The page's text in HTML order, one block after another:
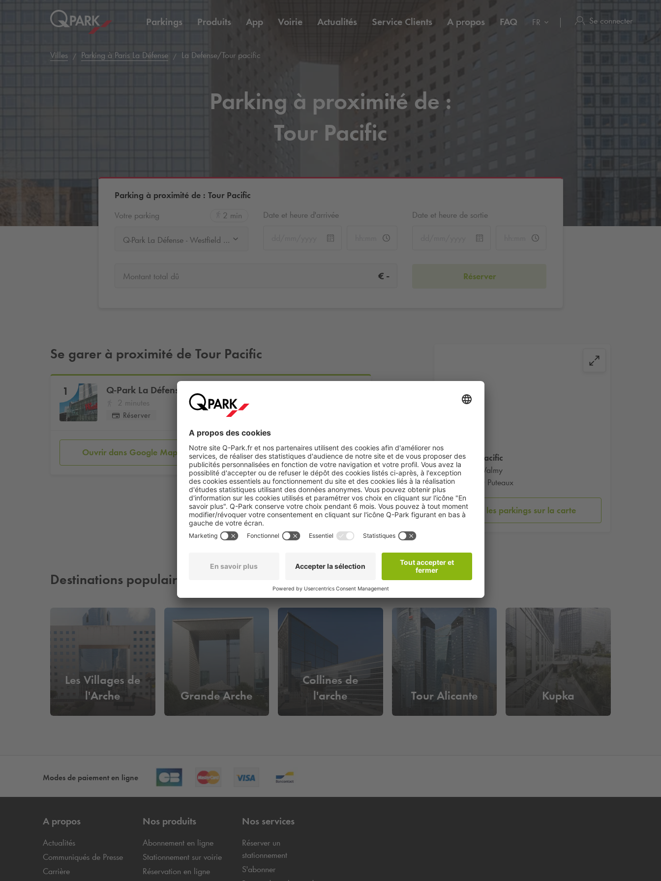
Parkings Produits App Voirie Actualités Service Clients A propos FAQ FR Se connecter
Villes Parking à Paris La Défense La Defense/Tour pacific
Parking à proximité de :
Tour Pacific
Parking à proximité de : Tour Pacific
Votre parking
2 min
Q-Park La Défense - Westfield Les 4 Temps P1/P2
Date et heure d'arrivée Date et heure de sortie
Montant total dû € - Réserver
Tour Pacific
Cours Valmy
92800 Puteaux
Voir les parkings sur la carte
Se garer à proximité de Tour Pacific
1 Q-Park La Défense - Westfield Les 4 Temps P1/P2
2 minutes
Réserver
Ouvrir dans Google Maps Réserver
Destinations populaires à proximité
Les Villages de
l'Arche
Grande Arche
Collines de
l'arche
Tour Alicante Kupka
Modes de paiement en ligne
A propos
Actualités
Communiqués de Presse
Carrière
Nos produits
Abonnement en ligne
Stationnement sur voirie
Réservation en ligne
Nos services
Réserver un
stationnement
S'abonner